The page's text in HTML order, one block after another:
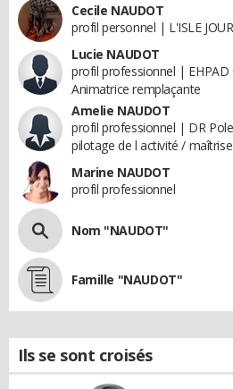
Cecile NAUDOT
profil personnel | L'ISLE
Lucie NAUDOT
profil professionnel | EHPAD
Animatrice remplaçante
Amelie NAUDOT
profil professionnel | DR
pilotage de l activité /
Marine NAUDOT
profil professionnel
Nom "NAUDOT"
Famille "NAUDOT"
Ils se sont croisés